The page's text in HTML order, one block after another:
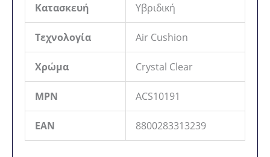
Κατασκευή Υβριδική
Τεχνολογία Air Cushion
Χρώμα Crystal Clear
MPN ACS10191
EAN 8800283313239